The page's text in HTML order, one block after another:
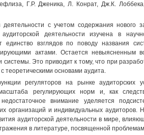
Г.Р. Дженика, Л. Конрат, Дж.К.
с учетом содержания нового
деятельности изучена в
единство взглядов по поводу названия
актами. Остается невыясненным
Это приводит к тому, что при
теоретическими основами аудита.
регуляторов на рынке аудиторских
регулирующих норм и, как
внимание уделяется
организаций и индивидуальных аудиторов.
аудиторской деятельности в мире,
в литературе, посвященной